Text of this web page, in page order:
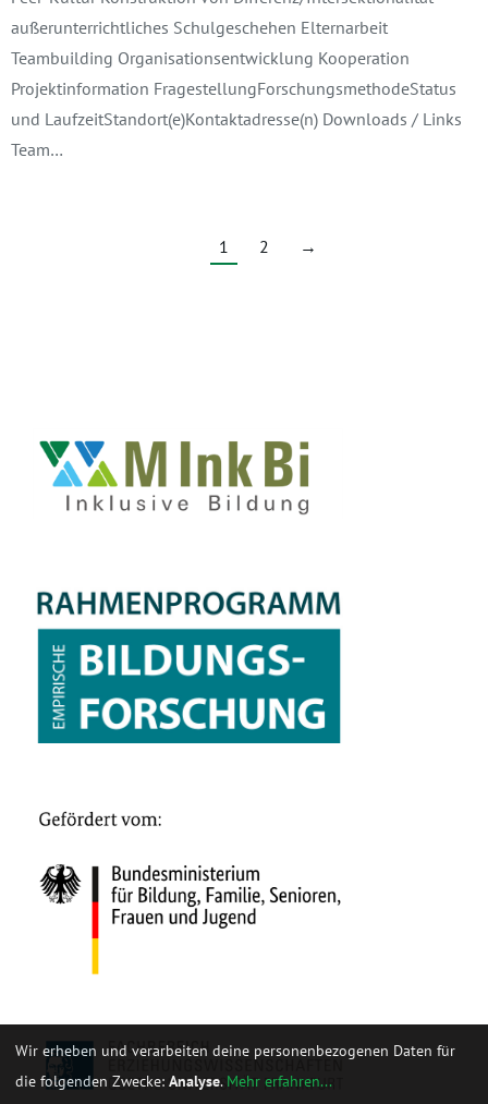
außerunterrichtliches Schulgeschehen Elternarbeit
Teambuilding Organisationsentwicklung Kooperation
Projektinformation FragestellungForschungsmethodeStatus
und LaufzeitStandort(e)Kontaktadresse(n) Downloads / Links
Team…
1 2 →
Wir erheben und verarbeiten deine personenbezogenen Daten für
die folgenden Zwecke: Analyse. Mehr erfahren...